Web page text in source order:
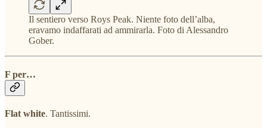
Il sentiero verso Roys Peak. Niente foto dell’alba,
eravamo indaffarati ad ammirarla. Foto di Alessandro
Gober.
F per…
Flat white. Tantissimi.